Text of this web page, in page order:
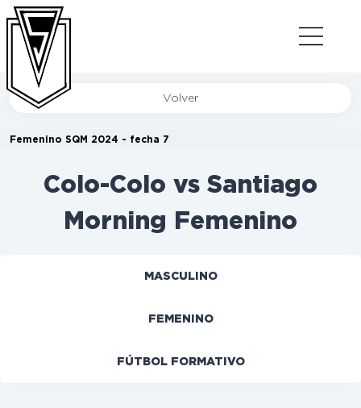
Volver
Femenino SQM 2024 - fecha 7
Colo-Colo vs Santiago
Morning Femenino
MASCULINO
FEMENINO
FÚTBOL FORMATIVO